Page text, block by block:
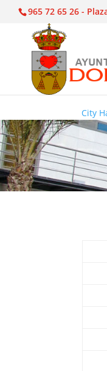
965 72 65 26 -
City